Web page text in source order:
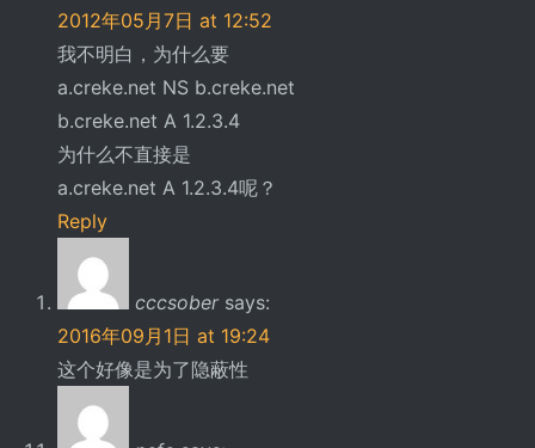
2012年05月7日 at 12:52
我不明白，为什么要
a.creke.net NS b.creke.net
b.creke.net A 1.2.3.4
为什么不直接是
a.creke.net A 1.2.3.4呢？
Reply
cccsober says:
2016年09月1日 at 19:24
这个好像是为了隐蔽性